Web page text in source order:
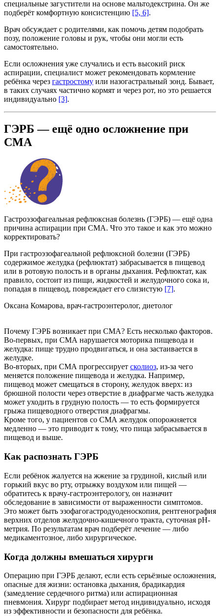
специальные загустители на основе мальтодекстрина. Он же
подберёт комфортную консистенцию [5, 6].
Врач обсуждает с родителями, как помочь детям подобрать
позу, положение головы и рук, чтобы они могли есть
самостоятельно.
Если осложнения уже случались и есть высокий риск
аспирации, специалист может рекомендовать кормление
ребёнка через гастростому или назогастральный зонд. Бывает,
в таких случаях частично кормят и через рот, но это решается
индивидуально [3].
ГЭРБ — ещё одно осложнение при
СМА
Гастроэзофагеальная рефлюксная болезнь (ГЭРБ) — ещё одна
причина аспирации при СМА. Что это такое и как это можно
корректировать?
При гастроэзофагеальной рефлюксной болезни (ГЭРБ)
содержимое желудка (рефлюктат) забрасывается в пищевод
или в ротовую полость и в органы дыхания. Рефлюктат, как
правило, состоит из пищи, жидкостей и желудочного сока и,
попадая в пищевод, повреждает его слизистую [7].
Оксана Комарова, врач-гастроэнтеролог, диетолог
Почему ГЭРБ возникает при СМА? Есть несколько факторов.
Во-первых, при СМА нарушается моторика пищевода и
желудка: пище трудно продвигаться, и она застаивается в
желудке.
Во-вторых, при СМА прогрессирует сколиоз, из-за чего
меняется положение пищевода и желудка. Например,
пищевод может смещаться в сторону, желудок вверх: из
брюшной полости через отверстие в диафрагме часть желудка
может уходить в грудную полость — то есть формируется
грыжа пищеводного отверстия диафрагмы.
Кроме того, у пациентов со СМА желудок опорожняется
медленно — это приводит к тому, что пища забрасывается в
пищевод и выше.
Как распознать ГЭРБ
Если ребёнок жалуется на жжение за грудиной, кислый или
горький вкус во рту, отрыжку воздухом или пищей —
обратитесь к врачу-гастроэнтерологу, он назначит
обследование в зависимости от выраженности симптомов.
Это может быть эзофагогастродуоденоскопия, рентгенография
верхних отделов желудочно-кишечного тракта, суточная рН-
метрия. По результатам врач подберёт лечение — либо
медикаментозное, либо хирургическое.
Когда должны вмешаться хирурги
Операцию при ГЭРБ делают, если есть серьёзные осложнения,
опасные для жизни: остановка дыхания, брадикардия
(замедление сердечного ритма) или аспирационная
пневмония. Хирург подбирает метод индивидуально, исходя
из эффективности и безопасности для ребёнка.